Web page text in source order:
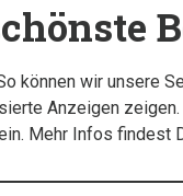
können wir unsere
Anzeigen
Mehr Infos findest